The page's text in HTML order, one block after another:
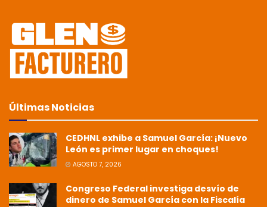
Últimas Noticias
CEDHNL exhibe a Samuel García: ¡Nuevo
León es primer lugar en choques!
AGOSTO 7, 2026
Congreso Federal investiga desvío de
dinero de Samuel García con la Fiscalía